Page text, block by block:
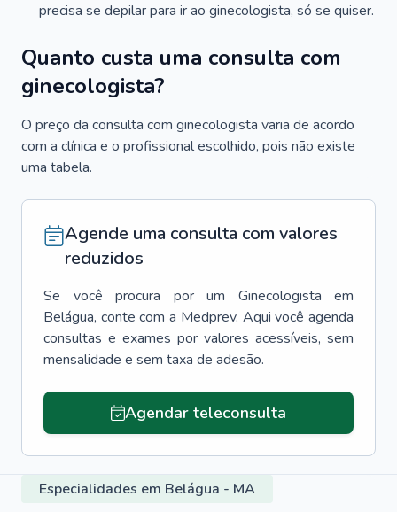
precisa se depilar para ir ao ginecologista, só se quiser.
Quanto custa uma consulta com
ginecologista?
O preço da consulta com ginecologista varia de acordo
com a clínica e o profissional escolhido, pois não existe
uma tabela.
Agende uma consulta com valores
reduzidos
Se você procura por um Ginecologista
em
Belágua, conte com a Medprev. Aqui você agenda
consultas e exames por valores acessíveis, sem
mensalidade e sem taxa de adesão.
Agendar teleconsulta
Especialidades em Belágua - MA